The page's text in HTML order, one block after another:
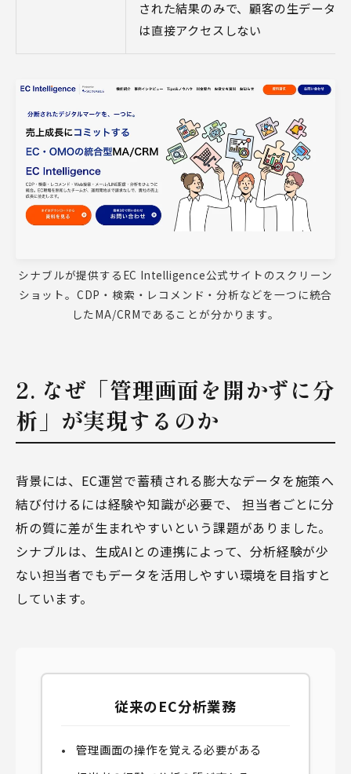
された結果のみで、顧客の生データに
は直接アクセスしない
シナブルが提供するEC Intelligence公式サイトのスクリーン
ショット。CDP・検索・レコメンド・分析などを一つに統合
したMA/CRMであることが分かります。
2. なぜ「管理画面を開かずに分
析」が実現するのか
背景には、EC運営で蓄積される膨大なデータを施策へ
結び付けるには経験や知識が必要で、 担当者ごとに分
析の質に差が生まれやすいという課題がありました。
シナブルは、生成AIとの連携によって、分析経験が少
ない担当者でもデータを活用しやすい環境を目指すと
しています。
従来のEC分析業務
管理画面の操作を覚える必要がある